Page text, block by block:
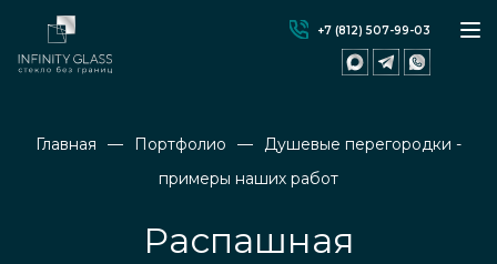
+7 (812) 507-99-03
Главная Портфолио
Душевые перегородки -
примеры наших работ
Распашная